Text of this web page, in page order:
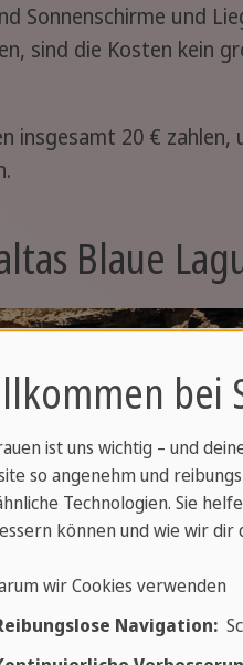
Sonnenschirme und
sind die Kosten kein
insgesamt 20 €
Blaue
bei
ist uns wichtig – und
so angenehm und
Technologien. Sie
können und wie wir dir
wir Cookies verwenden
Navigation: